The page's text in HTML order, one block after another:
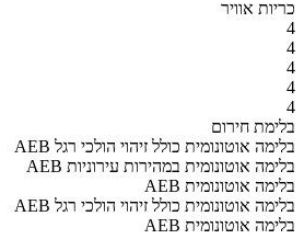
כריות אוויר
4
4
4
4
4
בלימת חירום
AEB בלימה אוטונומית כולל זיהוי הולכי רגל
AEB בלימה אוטונומית במהירות עירוניות
AEB בלימה אוטונומית
AEB בלימה אוטונומית כולל זיהוי הולכי רגל
AEB בלימה אוטונומית